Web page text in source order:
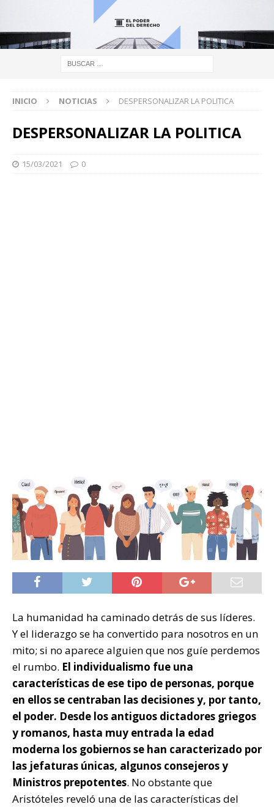
INICIO NOTICIAS DESPERSONALIZAR LA POLITICA
DESPERSONALIZAR LA POLITICA
15/03/2021 0
La humanidad ha caminado detrás de sus líderes.
Y el liderazgo se ha convertido para nosotros en un
mito; si no aparece alguien que nos guíe perdemos
el rumbo. El individualismo fue una
características de ese tipo de personas, porque
en ellos se centraban las decisiones y, por tanto,
el poder. Desde los antiguos dictadores griegos
y romanos, hasta muy entrada la edad
moderna los gobiernos se han caracterizado por
las jefaturas únicas, algunos consejeros y
Ministros prepotentes. No obstante que
Aristóteles reveló una de las características del